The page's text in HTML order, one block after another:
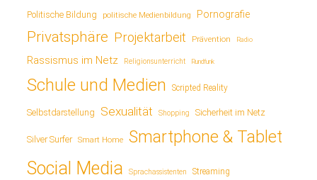
Politische Bildung politische Medienbildung Pornografie
Privatsphäre Projektarbeit Prävention Radio
Rassismus im Netz Religionsunterricht Rundfunk
Schule und Medien Scripted Reality
Selbstdarstellung Sexualität Shopping Sicherheit im Netz
Silver Surfer Smart Home Smartphone & Tablet
Social Media Sprachassistenten Streaming